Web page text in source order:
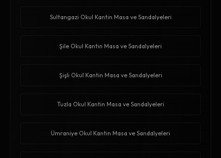
Sultangazi Okul Kantin Masa ve Sandalyeleri
Şile Okul Kantin Masa ve Sandalyeleri
Şişli Okul Kantin Masa ve Sandalyeleri
Tuzla Okul Kantin Masa ve Sandalyeleri
Ümraniye Okul Kantin Masa ve Sandalyeleri